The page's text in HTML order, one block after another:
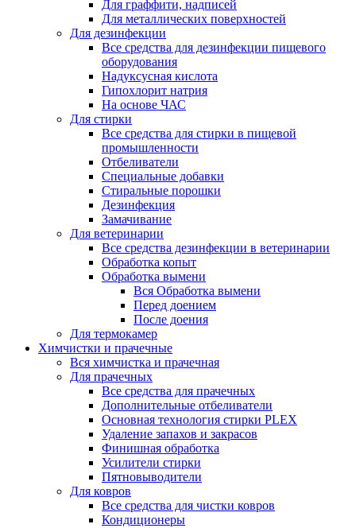
Для граффити, надписей
Для металлических поверхностей
Для дезинфекции
Все средства для дезинфекции пищевого
оборудования
Надуксусная кислота
Гипохлорит натрия
На основе ЧАС
Для стирки
Все средства для стирки в пищевой
промышленности
Отбеливатели
Специальные добавки
Стиральные порошки
Дезинфекция
Замачивание
Для ветеринарии
Все средства дезинфекции в ветеринарии
Обработка копыт
Обработка вымени
Вся Обработка вымени
Перед доением
После доения
Для термокамер
Химчистки и прачечные
Вся химчистка и прачечная
Для прачечных
Все средства для прачечных
Дополнительные отбеливатели
Основная технология стирки PLEX
Удаление запахов и закрасов
Финишная обработка
Усилители стирки
Пятновыводители
Для ковров
Все средства для чистки ковров
Кондиционеры